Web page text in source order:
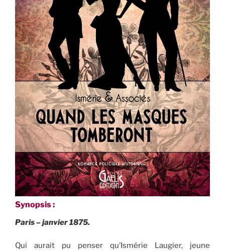
Synopsis :
Paris – janvier 1875.
Qui aurait pu penser qu’Ismérie Laugier, jeune